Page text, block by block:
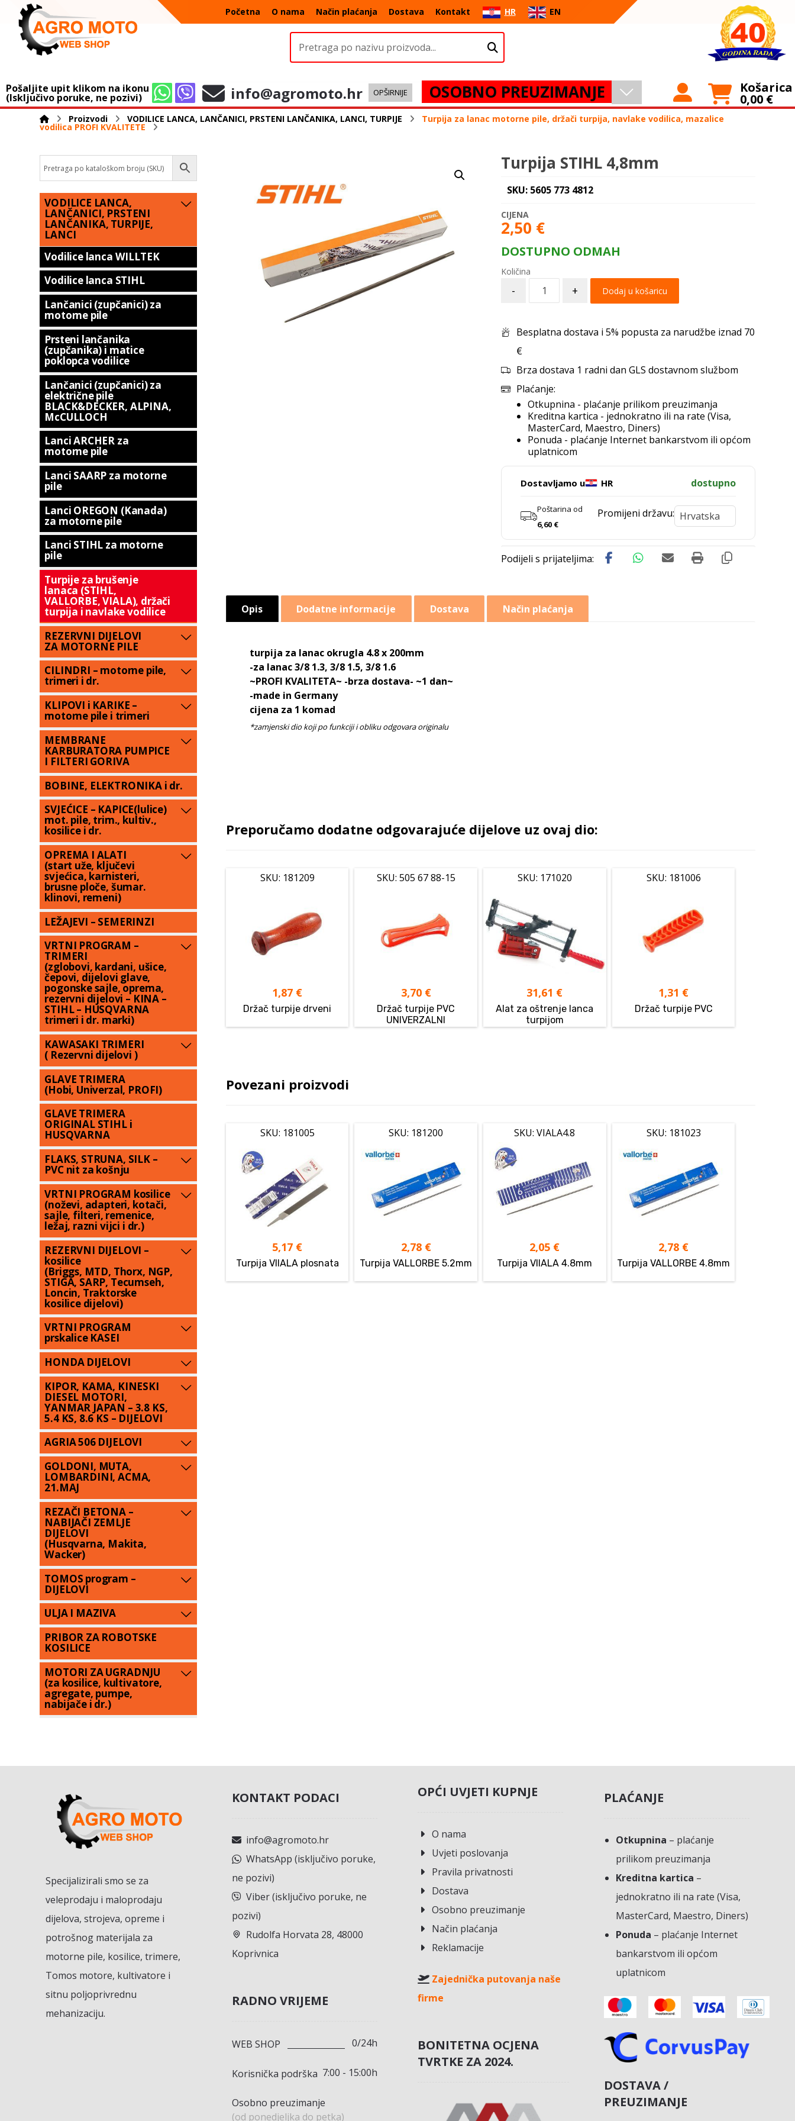
Početna O nama Način plaćanja Dostava Kontakt HR EN
Pošaljite upit klikom na ikonu
(Isključivo poruke, ne pozivi) info@agromoto.hr OPŠIRNIJE OSOBNO PREUZIMANJE Košarica
0,00 €
Proizvodi VODILICE LANCA, LANČANICI, PRSTENI LANČANIKA, LANCI, TURPIJE Turpija za lanac motorne pile, držači turpija, navlake vodilica, mazalice
vodilica PROFI KVALITETE
Turpija STIHL 4,8mm
SKU: 5605 773 4812
2,50 €
DOSTUPNO ODMAH
- + Dodaj u košaricu
Besplatna dostava i 5% popusta za narudžbe iznad 70
€
Brza dostava 1 radni dan GLS dostavnom službom
Plaćanje:
Otkupnina - plaćanje prilikom preuzimanja
Kreditna kartica - jednokratno ili na rate (Visa,
MasterCard, Maestro, Diners)
Ponuda - plaćanje Internet bankarstvom ili općom
uplatnicom
Dostavljamo u HR dostupno
Poštarina od
6,60 €
Promijeni državu:
Opis Dodatne informacije Dostava Način plaćanja
turpija za lanac okrugla 4.8 x 200mm
-za lanac 3/8 1.3, 3/8 1.5, 3/8 1.6
~PROFI KVALITETA~ -brza dostava- ~1 dan~
-made in Germany
cijena za 1 komad
Preporučamo dodatne odgovarajuće dijelove uz ovaj dio:
SKU: 181209
1,87 €
Držač turpije drveni
SKU: 505 67 88-15
3,70 €
Držač turpije PVC
UNIVERZALNI
SKU: 171020
31,61 €
Alat za oštrenje lanca
turpijom
SKU: 181006
1,31 €
Držač turpije PVC
Povezani proizvodi
SKU: 181005
5,17 €
Turpija VIIALA plosnata
SKU: 181200
2,78 €
Turpija VALLORBE 5.2mm
SKU: VIALA4.8
2,05 €
Turpija VIIALA 4.8mm
SKU: 181023
2,78 €
Turpija VALLORBE 4.8mm
VODILICE LANCA,
LANČANICI, PRSTENI
LANČANIKA, TURPIJE,
LANCI
Vodilice lanca WILLTEK
Vodilice lanca STIHL
Lančanici (zupčanici) za
motorne pile
Prsteni lančanika
(zupčanika) i matice
poklopca vodilice
Lančanici (zupčanici) za
električne pile
BLACK&DECKER, ALPINA,
McCULLOCH
Lanci ARCHER za
motorne pile
Lanci SAARP za motorne
pile
Lanci OREGON (Kanada)
za motorne pile
Lanci STIHL za motorne
pile
Turpije za brušenje
lanaca (STIHL,
VALLORBE, VIALA), držači
turpija i navlake vodilice
REZERVNI DIJELOVI
ZA MOTORNE PILE
CILINDRI – motorne pile,
trimeri i dr.
KLIPOVI i KARIKE –
motorne pile i trimeri
MEMBRANE
KARBURATORA PUMPICE
I FILTERI GORIVA
BOBINE, ELEKTRONIKA i dr.
SVJEĆICE – KAPICE(lulice)
mot. pile, trim., kultiv.,
kosilice i dr.
OPREMA I ALATI
(start uže, ključevi
svjećica, karnisteri,
brusne ploče, šumar.
klinovi, remeni)
LEŽAJEVI – SEMERINZI
VRTNI PROGRAM –
TRIMERI
(zglobovi, kardani, ušice,
čepovi, dijelovi glave,
pogonske sajle, oprema,
rezervni dijelovi – KINA –
STIHL – HUSQVARNA
trimeri i dr. marki)
KAWASAKI TRIMERI
( Rezervni dijelovi )
GLAVE TRIMERA
(Hobi, Univerzal, PROFI)
GLAVE TRIMERA
ORIGINAL STIHL i
HUSQVARNA
FLAKS, STRUNA, SILK –
PVC nit za košnju
VRTNI PROGRAM kosilice
(noževi, adapteri, kotači,
sajle, filteri, remenice,
ležaj, razni vijci i dr.)
REZERVNI DIJELOVI –
kosilice
(Briggs, MTD, Thorx, NGP,
STIGA, SARP, Tecumseh,
Loncin, Traktorske
kosilice dijelovi)
VRTNI PROGRAM
prskalice KASEI
HONDA DIJELOVI
KIPOR, KAMA, KINESKI
DIESEL MOTORI,
YANMAR JAPAN – 3.8 KS,
5.4 KS, 8.6 KS – DIJELOVI
AGRIA 506 DIJELOVI
GOLDONI, MUTA,
LOMBARDINI, ACMA,
21.MAJ
REZAČI BETONA –
NABIJAČI ZEMLJE
DIJELOVI
(Husqvarna, Makita,
Wacker)
TOMOS program –
DIJELOVI
ULJA I MAZIVA
PRIBOR ZA ROBOTSKE
KOSILICE
MOTORI ZA UGRADNJU
(za kosilice, kultivatore,
agregate, pumpe,
nabijače i dr.)
Specijalizirali smo se za
veleprodaju i maloprodaju
dijelova, strojeva, opreme i
potrošnog materijala za
motorne pile, kosilice, trimere,
Tomos motore, kultivatore i
sitnu poljoprivrednu
mehanizaciju.
KONTAKT PODACI
info@agromoto.hr
WhatsApp (isključivo poruke,
ne pozivi)
Viber (isključivo poruke, ne
pozivi)
Rudolfa Horvata 28, 48000
Koprivnica
RADNO VRIJEME
WEB SHOP 0/24h
Korisnička podrška 7:00 - 15:00h
Osobno preuzimanje
(od ponedjeljka do petka)
OPĆI UVJETI KUPNJE
O nama
Uvjeti poslovanja
Pravila privatnosti
Dostava
Osobno preuzimanje
Način plaćanja
Reklamacije
Zajednička putovanja naše
firme
BONITETNA OCJENA
TVRTKE ZA 2024.
PLAĆANJE
Otkupnina – plaćanje
prilikom preuzimanja
Kreditna kartica –
jednokratno ili na rate (Visa,
MasterCard, Maestro, Diners)
Ponuda – plaćanje Internet
bankarstvom ili općom
uplatnicom
DOSTAVA /
PREUZIMANJE